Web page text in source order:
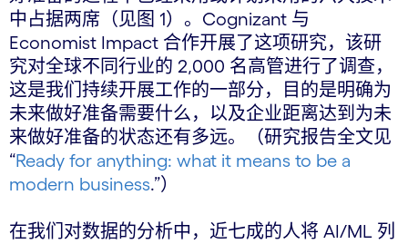
中占据两席（见图 1）。Cognizant 与
Economist Impact 合作开展了这项研究，该研
究对全球不同行业的 2,000 名高管进行了调查，
这是我们持续开展工作的一部分，目的是明确为
未来做好准备需要什么，以及企业距离达到为未
来做好准备的状态还有多远。（研究报告全文见
“Ready for anything: what it means to be a
modern business.”）
在我们对数据的分析中，近七成的人将 AI/ML 列